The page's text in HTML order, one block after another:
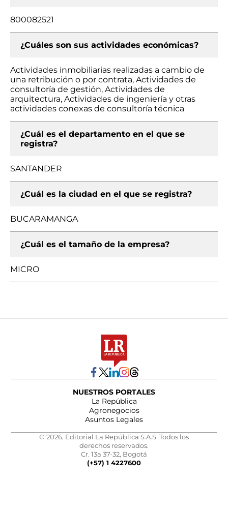
800082521
¿Cuáles son sus actividades económicas?
Actividades inmobiliarias realizadas a cambio de
una retribución o por contrata, Actividades de
consultoría de gestión, Actividades de
arquitectura, Actividades de ingeniería y otras
actividades conexas de consultoría técnica
¿Cuál es el departamento en el que se
registra?
SANTANDER
¿Cuál es la ciudad en el que se registra?
BUCARAMANGA
¿Cuál es el tamaño de la empresa?
MICRO
NUESTROS PORTALES
La República
Agronegocios
Asuntos Legales
© 2026, Editorial La República S.A.S. Todos los
derechos reservados.
Cr. 13a 37-32, Bogotá
(+57) 1 4227600